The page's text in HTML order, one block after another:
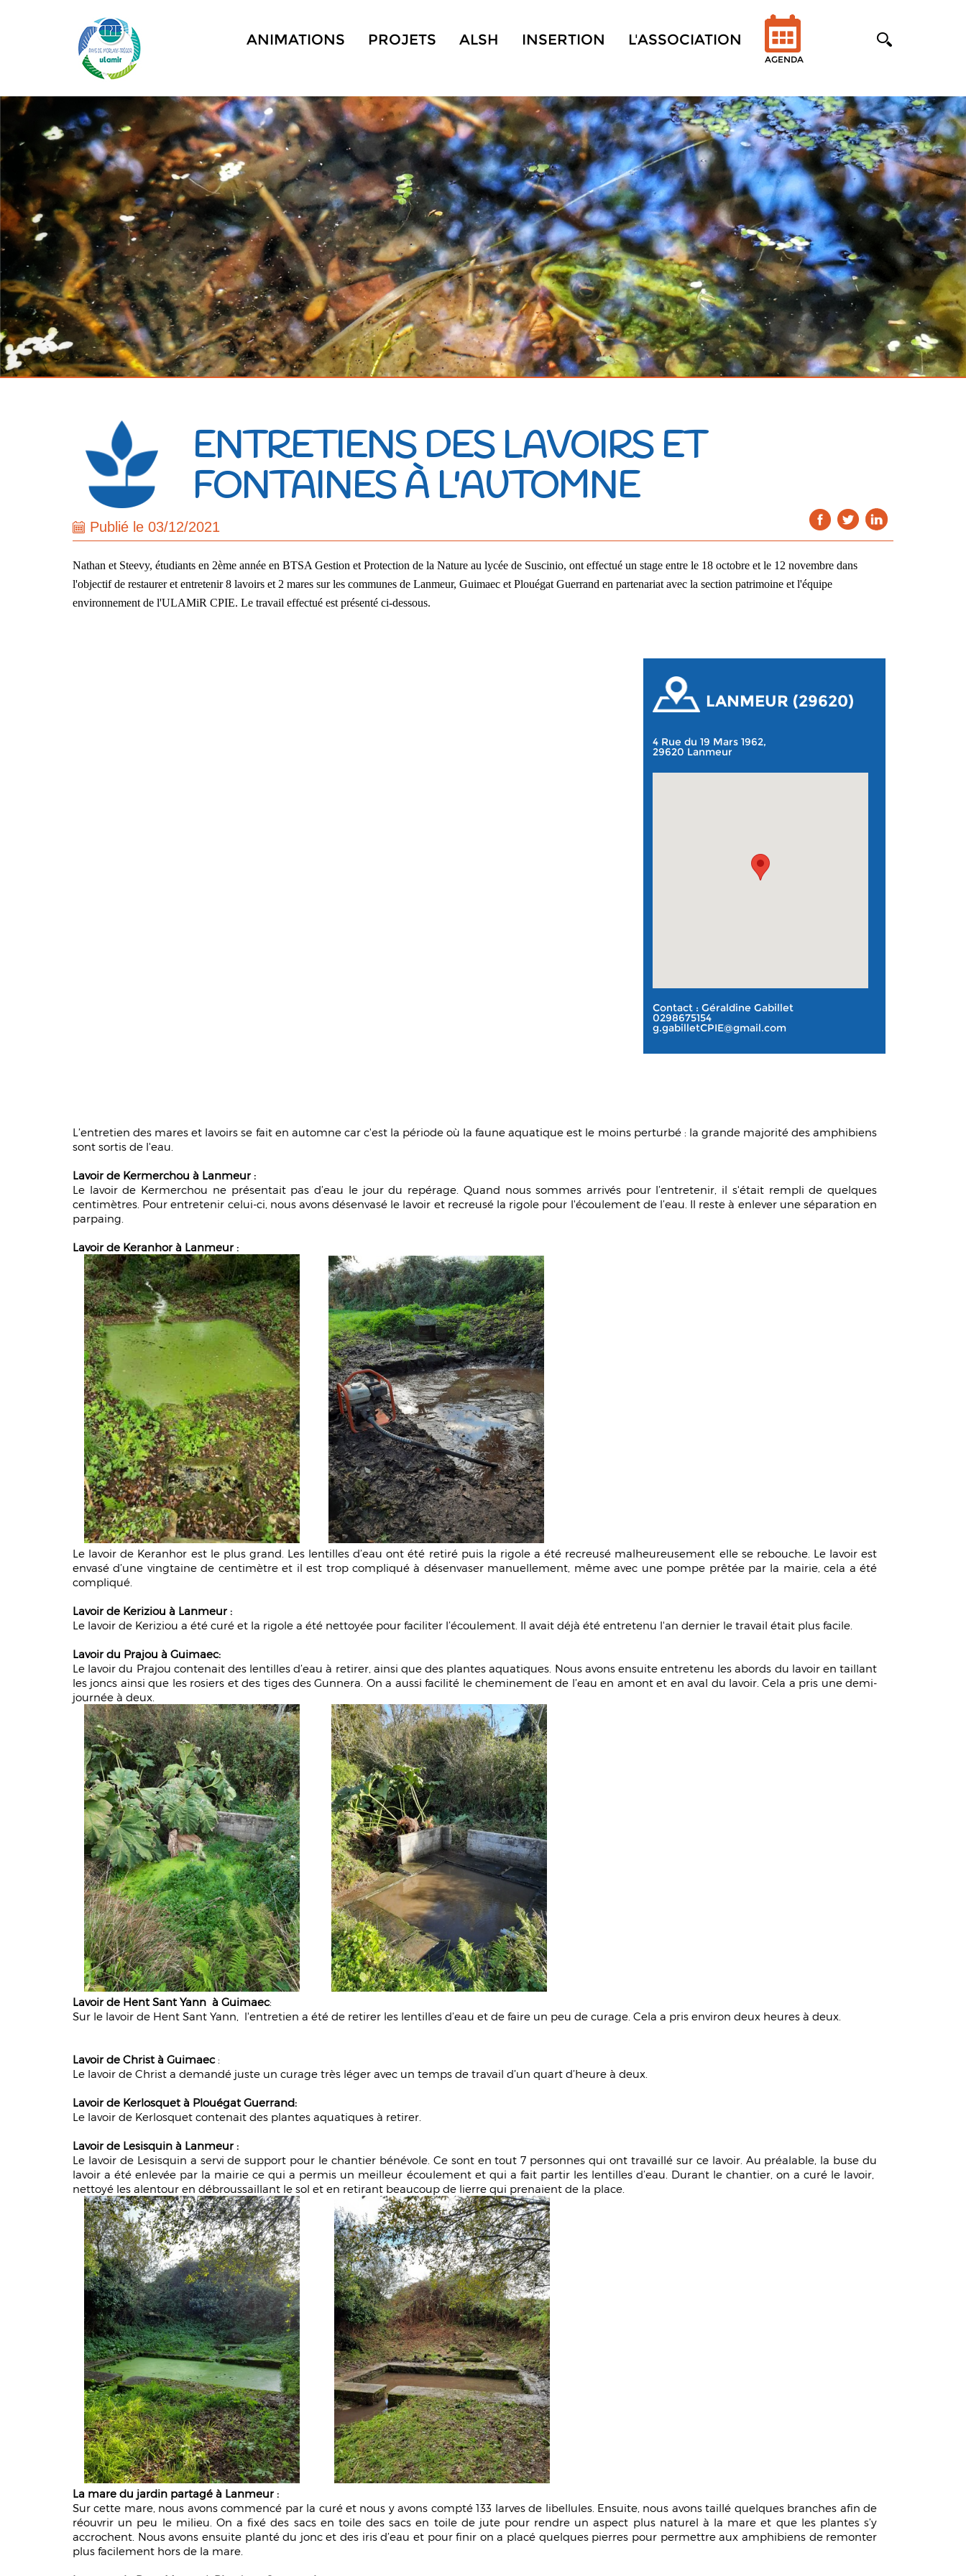
ANIMATIONS PROJETS ALSH INSERTION L'ASSOCIATION
AGENDA
ENTRETIENS DES LAVOIRS ET
FONTAINES À L'AUTOMNE
Publié le 03/12/2021
Nathan et Steevy, étudiants en 2ème année en BTSA Gestion et Protection de la Nature au lycée de Suscinio, ont effectué un stage entre le 18 octobre et le 12 novembre dans
l'objectif de restaurer et entretenir 8 lavoirs et 2 mares sur les communes de Lanmeur, Guimaec et Plouégat Guerrand en partenariat avec la section patrimoine et l'équipe
environnement de l'ULAMiR CPIE. Le travail effectué est présenté ci-dessous.
LANMEUR (29620)
4 Rue du 19 Mars 1962,
29620 Lanmeur
Contact : Géraldine Gabillet
0298675154
g.gabilletCPIE@gmail.com
L’entretien des mares et lavoirs se fait en automne car c'est la période où la faune aquatique est le moins perturbé : la grande majorité des amphibiens
sont sortis de l'eau.
Lavoir de Kermerchou à Lanmeur :
Le lavoir de Kermerchou ne présentait pas d’eau le jour du repérage. Quand nous sommes arrivés pour l’entretenir, il s'était rempli de quelques
centimètres. Pour entretenir celui-ci, nous avons désenvasé le lavoir et recreusé la rigole pour l'écoulement de l’eau. Il reste à enlever une séparation en
parpaing.
Lavoir de Keranhor à Lanmeur :
Le lavoir de Keranhor est le plus grand. Les lentilles d’eau ont été retiré puis la rigole a été recreusé malheureusement elle se rebouche. Le lavoir est
envasé d’une vingtaine de centimètre et il est trop compliqué à désenvaser manuellement, même avec une pompe prêtée par la mairie, cela a été
compliqué.
Lavoir de Keriziou à Lanmeur :
Le lavoir de Keriziou a été curé et la rigole a été nettoyée pour faciliter l’écoulement. Il avait déjà été entretenu l'an dernier le travail était plus facile.
Lavoir du Prajou à Guimaec:
Le lavoir du Prajou contenait des lentilles d’eau à retirer, ainsi que des plantes aquatiques. Nous avons ensuite entretenu les abords du lavoir en taillant
les joncs ainsi que les rosiers et des tiges des Gunnera. On a aussi facilité le cheminement de l’eau en amont et en aval du lavoir. Cela a pris une demi-
journée à deux.
Lavoir de Hent Sant Yann à Guimaec:
Sur le lavoir de Hent Sant Yann, l'entretien a été de retirer les lentilles d’eau et de faire un peu de curage. Cela a pris environ deux heures à deux.
Lavoir de Christ à Guimaec:
Le lavoir de Christ a demandé juste un curage très léger avec un temps de travail d’un quart d’heure à deux.
Lavoir de Kerlosquet à Plouégat Guerrand:
Le lavoir de Kerlosquet contenait des plantes aquatiques à retirer.
Lavoir de Lesisquin à Lanmeur :
Le lavoir de Lesisquin a servi de support pour le chantier bénévole. Ce sont en tout 7 personnes qui ont travaillé sur ce lavoir. Au préalable, la buse du
lavoir a été enlevée par la mairie ce qui a permis un meilleur écoulement et qui a fait partir les lentilles d’eau. Durant le chantier, on a curé le lavoir,
nettoyé les alentour en débroussaillant le sol et en retirant beaucoup de lierre qui prenaient de la place.
La mare du jardin partagé à Lanmeur :
Sur cette mare, nous avons commencé par la curé et nous y avons compté 133 larves de libellules. Ensuite, nous avons taillé quelques branches afin de
réouvrir un peu le milieu. On a fixé des sacs en toile des sacs en toile de jute pour rendre un aspect plus naturel à la mare et que les plantes s’y
accrochent. Nous avons ensuite planté du jonc et des iris d’eau et pour finir on a placé quelques pierres pour permettre aux amphibiens de remonter
plus facilement hors de la mare.